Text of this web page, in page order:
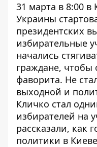
31 марта в 8:00 в
Украины
президентских
избирательные
начались
граждане, чтобы
фаворита. Не
выходной и
Кличко стал
избирателей на
рассказали, как
политики в